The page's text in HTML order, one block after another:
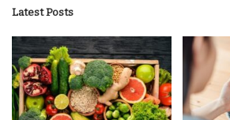
Latest Posts